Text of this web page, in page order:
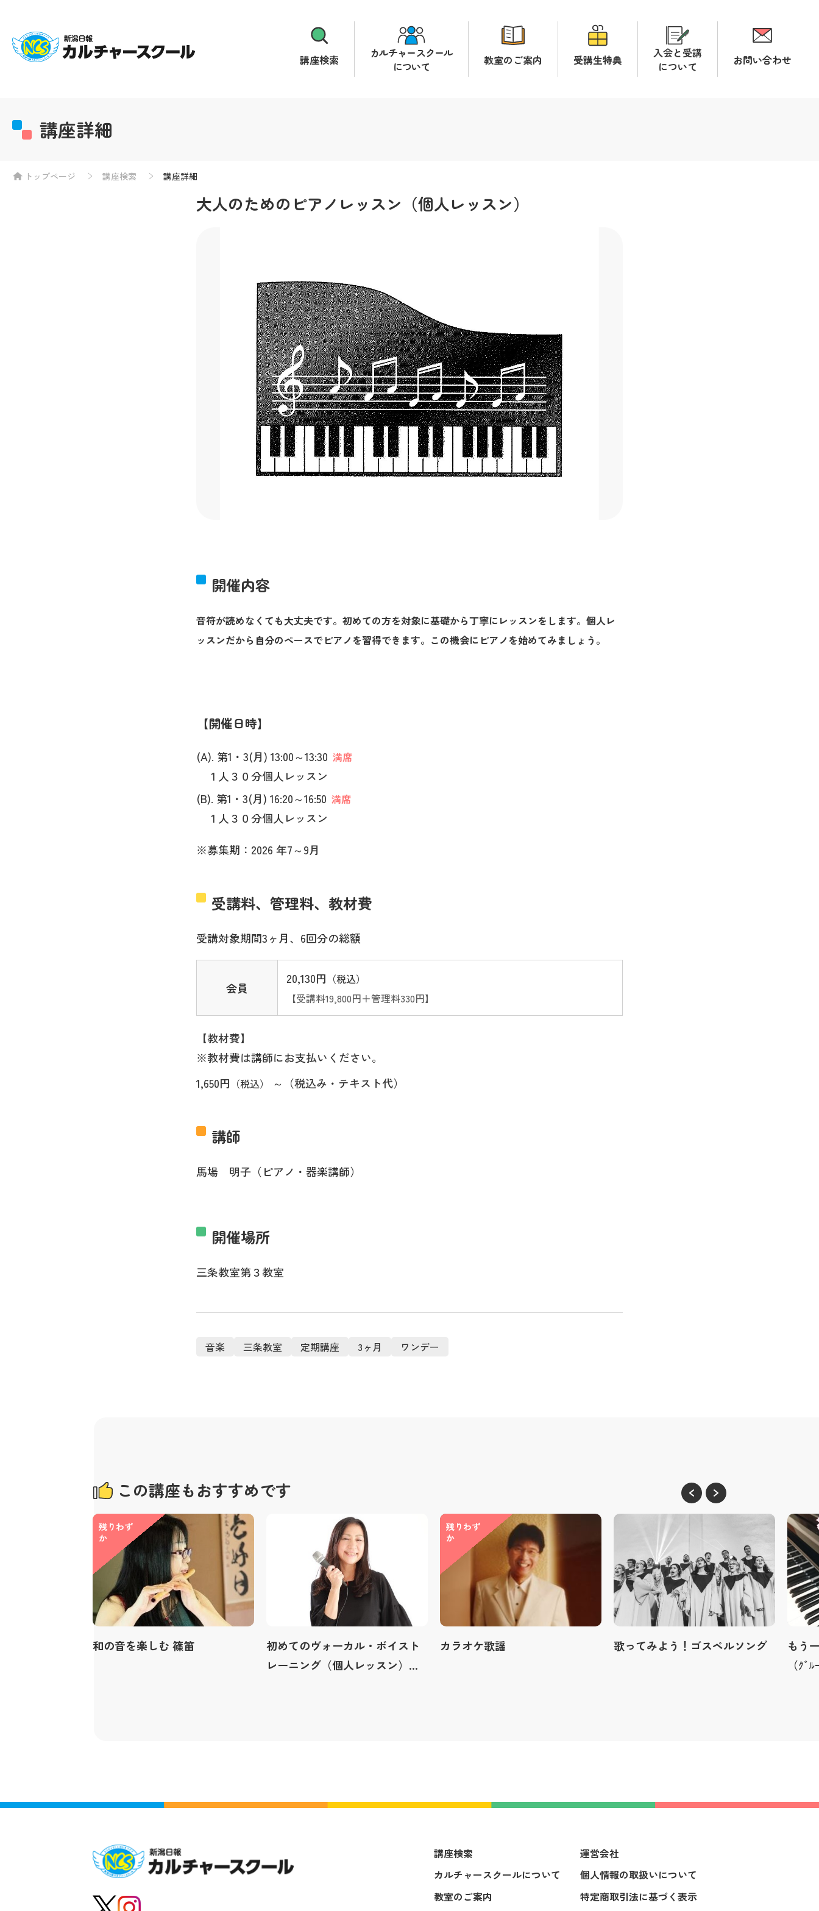
講座検索
カルチャースクール
について
教室のご案内 受講生特典
入会と受講
について
お問い合わせ
講座詳細
トップページ 講座検索 講座詳細
大人のためのピアノレッスン（個人レッスン）
開催内容
音符が読めなくても大丈夫です。初めての方を対象に基礎から丁寧にレッスンをします。個人レ
ッスンだから自分のペースでピアノを習得できます。この機会にピアノを始めてみましょう。
開催日時
(A). 第1・3(月) 13:00～13:30 満席
１人３０分個人レッスン
(B). 第1・3(月) 16:20～16:50 満席
１人３０分個人レッスン
※募集期：2026 年7～9月
受講料、管理料、教材費
受講対象期間3ヶ月、6回分の総額
会員
20,130円 （税込）
【受講料19,800円＋管理料330円】
【教材費】
※教材費は講師にお支払いください。
1,650円 （税込） ～（税込み・テキスト代）
講師
馬場 明子（ピアノ・器楽講師）
開催場所
三条教室第３教室
音楽 三条教室 定期講座 3ヶ月 ワンデー
この講座もおすすめです
残りわず
か
和の音を楽しむ 篠笛
初めてのヴォーカル・ボイスト
レーニング（個人レッスン）Ⓐ
残りわず
か
カラオケ歌謡 歌ってみよう！ゴスペルソング
もう
（ｸﾞ
講座検索
カルチャースクールについて
教室のご案内
運営会社
個人情報の取扱いについて
特定商取引法に基づく表示